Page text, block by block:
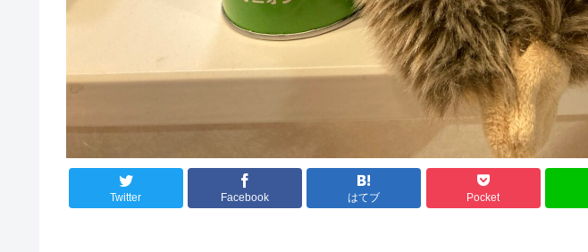
Twitter Facebook はてブ Pocket